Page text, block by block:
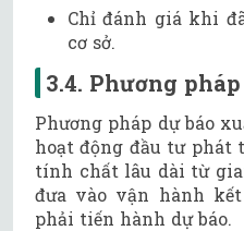
Chỉ đánh giá khi
cơ sở.
3.4. Phương
Phương pháp dự báo
hoạt động đầu tư phát
tính chất lâu dài từ
đưa vào vận hành
phải tiến hành dự báo.